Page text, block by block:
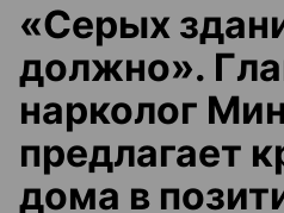
«Серых
должно».
нарколог
предлагает
дома в